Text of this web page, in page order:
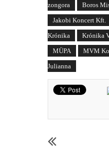
zongora
Boros
Jakobi Koncert Kft.
Krónika
Krónika
MÜPA
MVM
Julianna